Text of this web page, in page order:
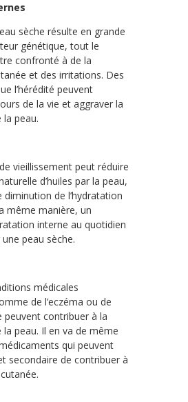
sèche résulte en grande
génétique, tout le
confronté à de la
et des irritations. Des
l’hérédité peuvent
de la vie et aggraver la
la peau.
vieillissement peut réduire
d’huiles par la peau,
de l’hydratation
même manière, un
interne au quotidien
peau sèche.
médicales
de l’eczéma ou de
peuvent contribuer à la
la peau. Il en va de même
qui peuvent
secondaire de contribuer à